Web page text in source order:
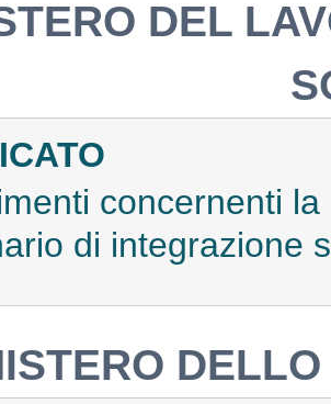
DEL
concernenti
di integrazione